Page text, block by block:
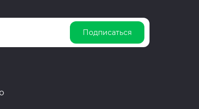
Подписаться